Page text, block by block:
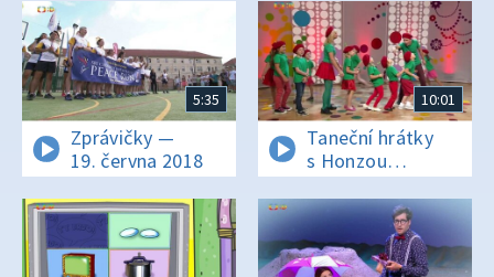
5:35
Zprávičky —
19. června 2018
10:01
Taneční hrátky
s Honzou
Onderem —
Jahody mražený